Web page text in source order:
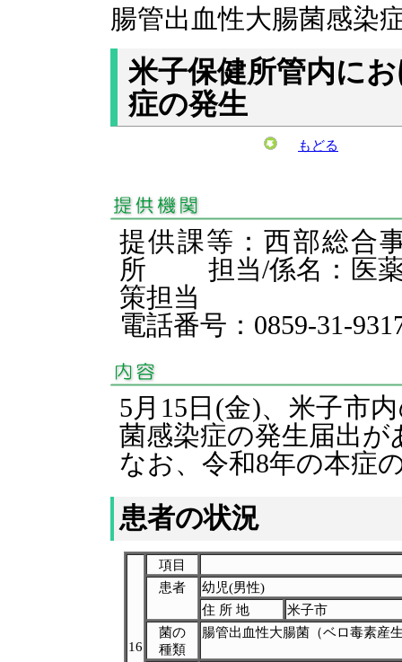
腸管出血性大腸菌感染
米子保健所管内に
症の発生
もどる
提供課等：西部総合
所 担当/係名：医薬
策担当
電話番号：0859-31-
5月15日(金)、米子市
菌感染症の発生届出が
なお、令和8年の本症
患者の状況
16
項目
患者
幼児(男性)
住 所 地
米子市
菌の
種類
腸管出血性大腸菌（ベロ毒素産